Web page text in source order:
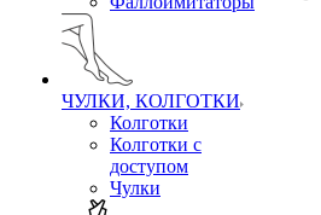
ЧУЛКИ, КОЛГОТКИ
Колготки
Колготки с
доступом
Чулки